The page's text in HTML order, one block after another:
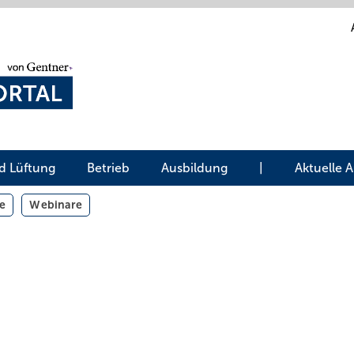
Lüftung Betrieb Ausbildung Aktuelle
Webinare